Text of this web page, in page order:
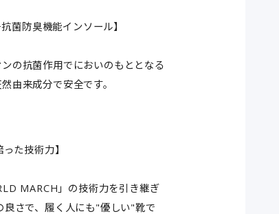
菌防臭機能インソール】
の抗菌作用でにおいのもととなる
由来成分で安全です。
た技術力】
MARCH」の技術力を引き継ぎ
さで、履く人にも"優しい"靴で